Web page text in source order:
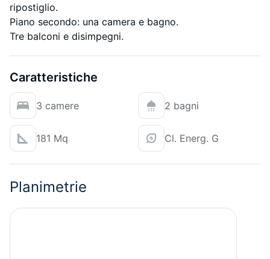
ripostiglio.
Piano secondo: una camera e bagno.
Tre balconi e disimpegni.
Caratteristiche
3 camere 2 bagni
181 Mq Cl. Energ. G
Planimetrie